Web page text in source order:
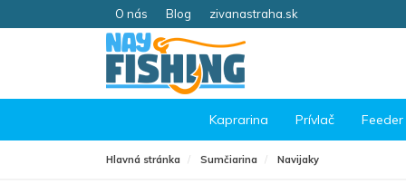
O nás Blog zivanastraha.sk
Kaprarina Prívlač Feeder
Hlavná stránka Sumčiarina Navijaky